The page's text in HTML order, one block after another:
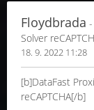
Floydbrada
Solver
18. 9. 2022 11:28
[b]DataFast
reCAPTCHA[/b]